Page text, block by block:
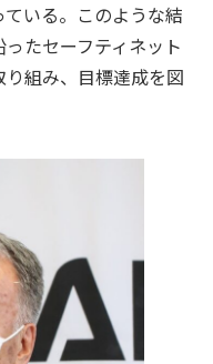
いる。このような結
たセーフティネット
組み、目標達成を図